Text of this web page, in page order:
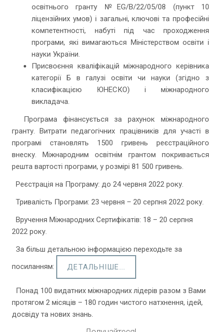
освітнього гранту №EG/B/22/05/08 (пункт 10
ліцензійних умов) і загальні, ключові та професійні
компетентності, набуті під час проходження
програми, які вимагаються Міністерством освіти і
науки України.
Присвоєння кваліфікацій міжнародного керівника
категорії Б в галузі освіти чи науки (згідно з
класифікацією ЮНЕСКО) і міжнародного
викладача.
Програма фінансується за рахунок міжнародного
гранту. Витрати педагогічних працівників для участі в
програмі становлять 1500 гривень реєстраційного
внеску. Міжнародним освітнім грантом покривається
решта вартості програми, у розмірі 81 500 гривень.
Реєстрація на Програму: до 24 червня 2022 року.
Тривалість Програми: 23 червня – 20 серпня 2022 року.
Вручення Міжнародних Сертифікатів: 18 – 20 серпня
2022 року.
За більш детальною інформацією переходьте за
посиланням:
ДЕТАЛЬНІШЕ...
Понад 100 видатних міжнародних лідерів разом з Вами
протягом 2 місяців – 180 годин чистого натхнення, ідей,
досвіду та нових знань.